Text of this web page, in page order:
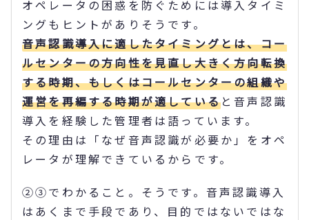
オペレータの困惑を防ぐためには導入タイミ
ングもヒントがありそうです。
音声認識導入に適したタイミングとは、コー
ルセンターの方向性を見直し大きく方向転換
する時期、もしくはコールセンターの組織や
運営を再編する時期が適していると音声認識
導入を経験した管理者は語っています。
その理由は「なぜ音声認識が必要か」をオペ
レータが理解できているからです。
②③でわかること。そうです。音声認識導入
はあくまで手段であり、目的ではないではな